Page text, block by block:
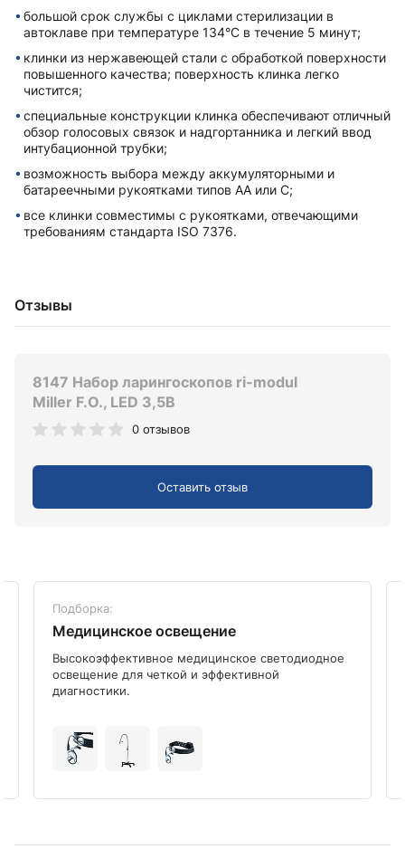
большой срок службы с циклами стерилизации в
автоклаве при температуре 134°C в течение 5 минут;
клинки из нержавеющей стали с обработкой поверхности
повышенного качества; поверхность клинка легко
чистится;
специальные конструкции клинка обеспечивают отличный
обзор голосовых связок и надгортанника и легкий ввод
интубационной трубки;
возможность выбора между аккумуляторными и
батареечными рукоятками типов AA или C;
все клинки совместимы с рукоятками, отвечающими
требованиям стандарта ISO 7376.
Отзывы
8147 Набор ларингоскопов ri-modul
Miller F.O., LED 3,5В
0 отзывов
Оставить отзыв
Подборка:
Медицинское освещение
Высокоэффективное медицинское светодиодное
освещение для четкой и эффективной
диагностики.